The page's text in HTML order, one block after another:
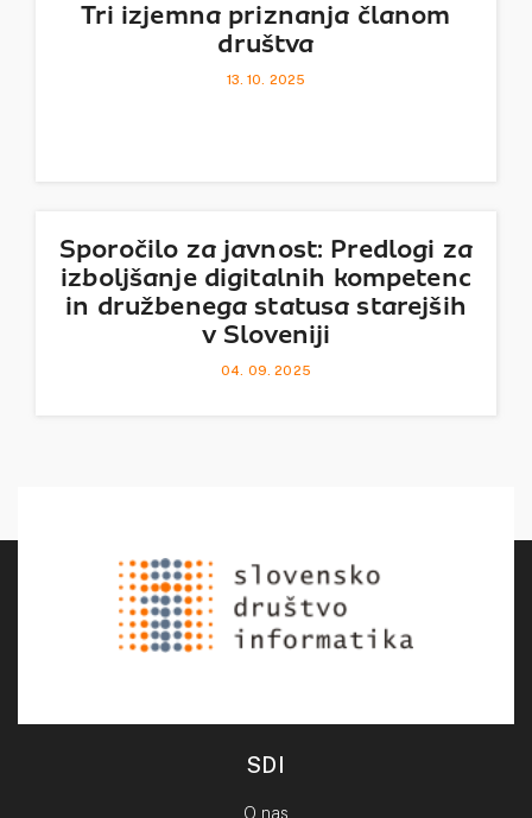
Tri izjemna priznanja članom
društva
13. 10. 2025
Sporočilo za javnost: Predlogi za
izboljšanje digitalnih kompetenc
in družbenega statusa starejših
v Sloveniji
04. 09. 2025
SDI
O nas